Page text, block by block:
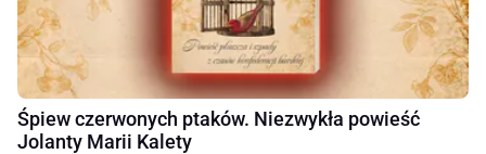
Śpiew czerwonych ptaków. Niezwykła powieść
Jolanty Marii Kalety